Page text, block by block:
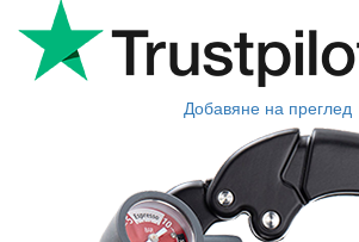
Добавяне на преглед